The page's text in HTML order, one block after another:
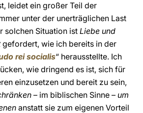
leidet ein großer Teil der
unter der unerträglichen Last
solchen Situation ist Liebe und
gefordert, wie ich bereits in der
rei socialis“ herausstellte. Ich
wie dringend es ist, sich für
einzusetzen und bereit zu sein,
– im biblischen Sinne – um
anstatt sie zum eigenen Vorteil